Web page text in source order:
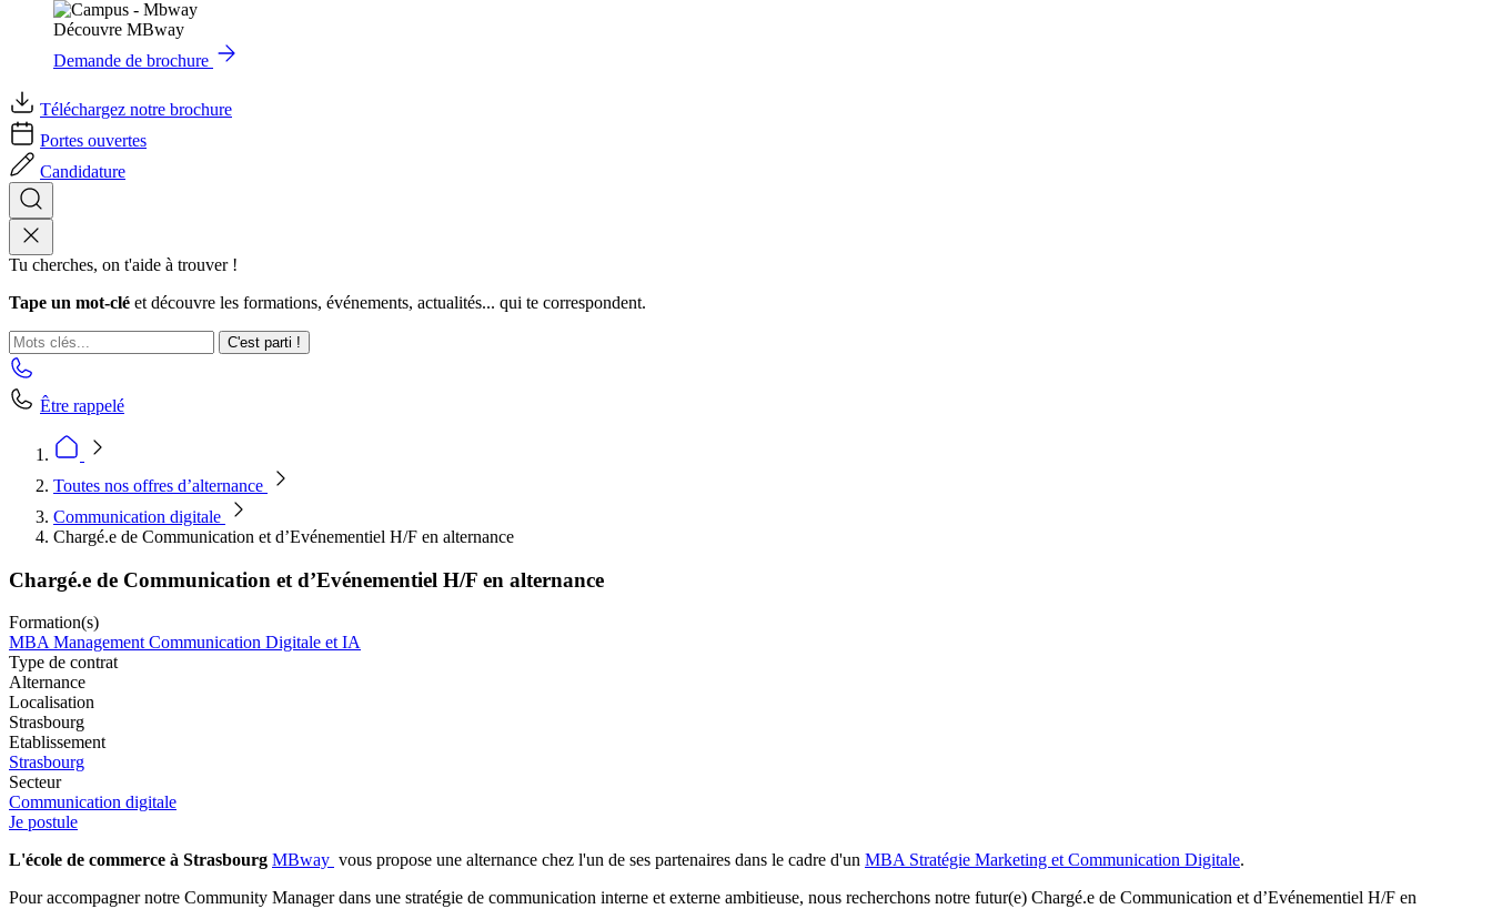
Découvre MBway
Demande de brochure
Téléchargez notre brochure
Portes ouvertes
Candidature
Tu cherches, on t'aide à trouver !
Tape un mot-clé et découvre les formations, événements, actualités... qui te correspondent.
C'est parti !
Être rappelé
Toutes nos offres d’alternance
Communication digitale
Chargé.e de Communication et d’Evénementiel H/F en alternance
Chargé.e de Communication et d’Evénementiel H/F en alternance
Formation(s)
MBA Management Communication Digitale et IA
Type de contrat
Alternance
Localisation
Strasbourg
Etablissement
Strasbourg
Secteur
Communication digitale
Je postule
L'école de commerce à Strasbourg MBway vous propose une alternance chez l'un de ses partenaires dans le cadre d'un MBA Stratégie Marketing et Communication Digitale.
Pour accompagner notre Community Manager dans une stratégie de communication interne et externe ambitieuse, nous recherchons notre futur(e) Chargé.e de Communication et d’Evénementiel H/F en